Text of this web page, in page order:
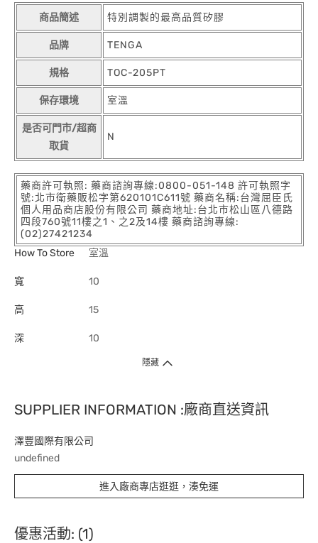
商品簡述 特別調製的最高品質矽膠
品牌 TENGA
規格 TOC-205PT
保存環境 室溫
是否可門市/超商
取貨
N
藥商許可執照: 藥商諮詢專線:0800-051-148 許可執照字
號:北市衛藥販松字第620101C611號 藥商名稱:台灣屈臣氏
個人用品商店股份有限公司 藥商地址:台北市松山區八德路
四段760號11樓之1、之2及14樓 藥商諮詢專線:
(02)27421234
How To Store
室溫
寬 10
高 15
深 10
隱藏
SUPPLIER INFORMATION :廠商直送資訊
澤豐國際有限公司
undefined
進入廠商專店逛逛，湊免運
優惠活動: (1)